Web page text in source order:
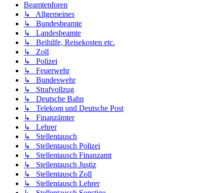
Beamtenforen
↳ Allgemeines
↳ Bundesbeamte
↳ Landesbeamte
↳ Beihilfe, Reisekosten etc.
↳ Zoll
↳ Polizei
↳ Feuerwehr
↳ Bundeswehr
↳ Strafvollzug
↳ Deutsche Bahn
↳ Telekom und Deutsche Post
↳ Finanzämter
↳ Lehrer
↳ Stellentausch
↳ Stellentausch Polizei
↳ Stellentausch Finanzamt
↳ Stellentausch Justiz
↳ Stellentausch Zoll
↳ Stellentausch Lehrer